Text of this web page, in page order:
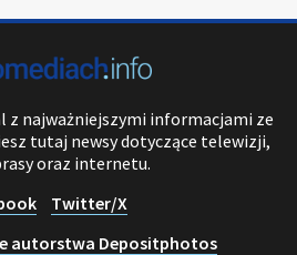
najważniejszymi informacjami ze
tutaj newsy dotyczące telewizji,
oraz internetu.
Twitter/X
autorstwa Depositphotos